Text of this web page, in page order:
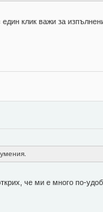
клик важи за
че ми е много по-